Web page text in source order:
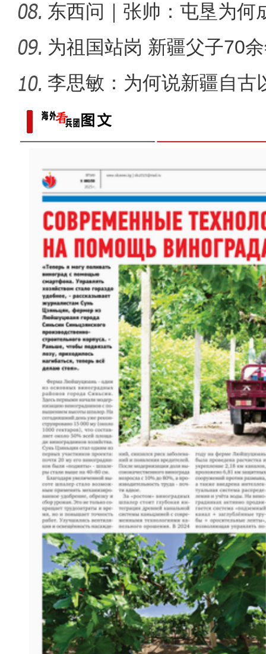
局？
东西问｜张帅：屯垦为何
千年良
为祖国站岗 新疆父子70
李思敏：为何说新疆自古
可分割